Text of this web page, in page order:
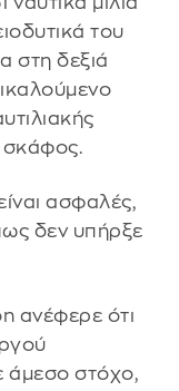
του
στη δεξιά
σκάφος.
ασφαλές,
δεν υπήρξε
ανέφερε ότι
άμεσο στόχο,